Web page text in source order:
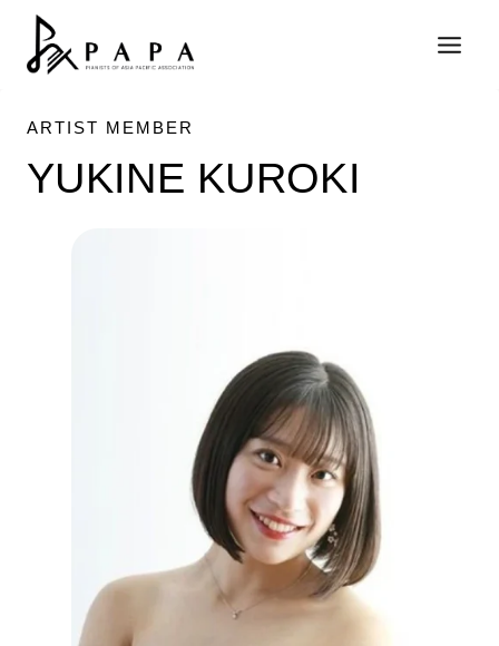
Skip
ARTIST MEMBER
YUKINE KUROKI